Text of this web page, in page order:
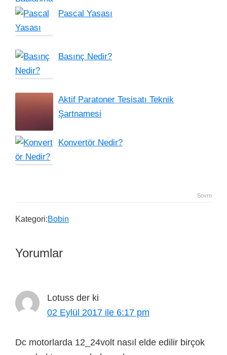
Pascal Yasası
Basınç Nedir?
Aktif Paratoner Tesisatı Teknik
Şartnamesi
Konvertör Nedir?
Sovrn
Kategori:Bobin
Yorumlar
Lotuss der ki
02 Eylül 2017 ile 6:17 pm
Dc motorlarda 12_24volt nasıl elde edilir birçok